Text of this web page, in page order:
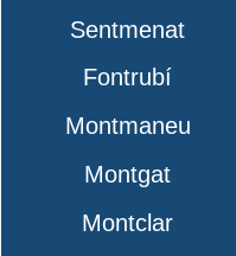
Sentmenat
Fontrubí
Montmaneu
Montgat
Montclar